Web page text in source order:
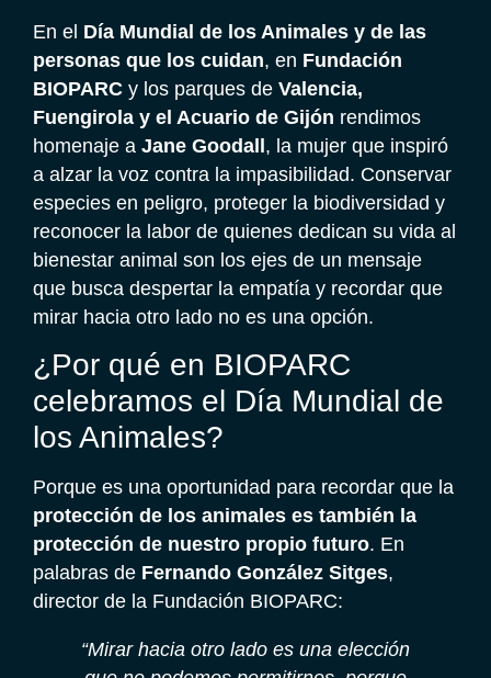
En el Día Mundial de los Animales y de las
personas que los cuidan, en Fundación
BIOPARC y los parques de Valencia,
Fuengirola y el Acuario de Gijón rendimos
homenaje a Jane Goodall, la mujer que inspiró
a alzar la voz contra la impasibilidad. Conservar
especies en peligro, proteger la biodiversidad y
reconocer la labor de quienes dedican su vida al
bienestar animal son los ejes de un mensaje
que busca despertar la empatía y recordar que
mirar hacia otro lado no es una opción.
¿Por qué en BIOPARC
celebramos el Día Mundial de
los Animales?
Porque es una oportunidad para recordar que la
protección de los animales es también la
protección de nuestro propio futuro. En
palabras de Fernando González Sitges,
director de la Fundación BIOPARC:
“Mirar hacia otro lado es una elección